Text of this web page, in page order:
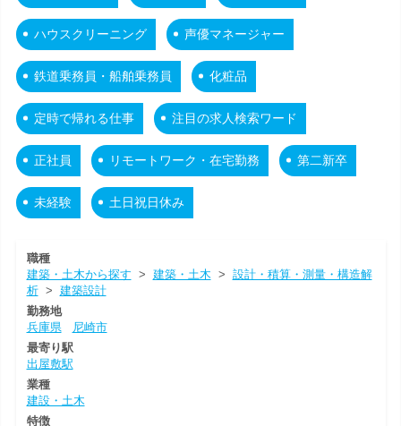
ハウスクリーニング 声優マネージャー
鉄道乗務員・船舶乗務員 化粧品
定時で帰れる仕事 注目の求人検索ワード
正社員 リモートワーク・在宅勤務 第二新卒
未経験 土日祝日休み
職種
建築・土木から探す > 建築・土木 > 設計・積算・測量・構造解
析> 建築設計
勤務地
兵庫県
尼崎市
最寄り駅
出屋敷駅
業種
建設・土木
特徴